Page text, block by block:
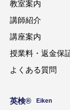
教室案内
講師紹介
講座案内
授業料・返金保
よくある質問
英検®️ Eiken